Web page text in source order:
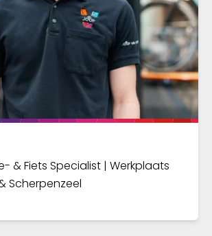
& Fiets Specialist | Werkplaats
Scherpenzeel